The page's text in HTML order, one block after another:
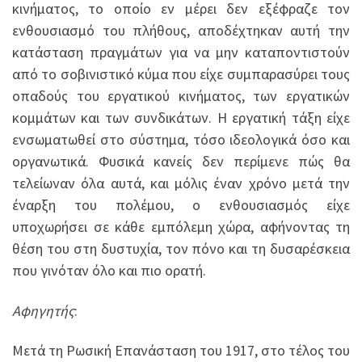
κινήματος, το οποίο εν μέρει δεν εξέφραζε τον
ενθουσιασμό του πλήθους, αποδέχτηκαν αυτή την
κατάσταση πραγμάτων για να μην καταποντιστούν
από το σοβινιστικό κύμα που είχε συμπαρασύρει τους
οπαδούς του εργατικού κινήματος, των εργατικών
κομμάτων και των συνδικάτων. Η εργατική τάξη είχε
ενσωματωθεί στο σύστημα, τόσο ιδεολογικά όσο και
οργανωτικά. Φυσικά κανείς δεν περίμενε πώς θα
τελείωναν όλα αυτά, και μόλις έναν χρόνο μετά την
έναρξη του πολέμου, ο ενθουσιασμός είχε
υποχωρήσει σε κάθε εμπόλεμη χώρα, αφήνοντας τη
θέση του στη δυστυχία, τον πόνο και τη δυσαρέσκεια
που γινόταν όλο και πιο ορατή.
Αφηγητής:
Μετά τη Ρωσική Επανάσταση του 1917, στο τέλος του